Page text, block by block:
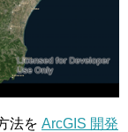
法を ArcGIS 開発